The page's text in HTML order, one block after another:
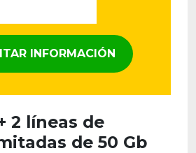
INFORMACIÓN
2 líneas de
de 50 Gb